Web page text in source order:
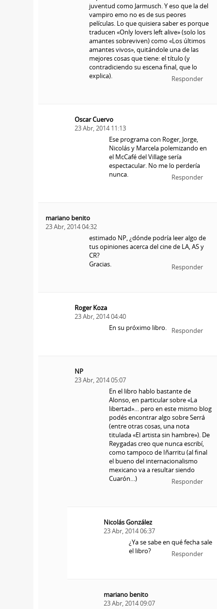
juventud como Jarmusch. Y eso que la del
vampiro emo no es de sus peores
películas. Lo que quisiera saber es porque
traducen «Only lovers left alive» (solo los
amantes sobreviven) como «Los últimos
amantes vivos», quitándole una de las
mejores cosas que tiene: el título (y
contradiciendo su escena final, que lo
explica).
Responder
Oscar Cuervo
23 Abr, 2014 11:13
Ese programa con Roger, Jorge,
Nicolás y Marcela polemizando en
el McCafé del Village sería
espectacular. No me lo perdería
nunca.
Responder
mariano benito
23 Abr, 2014 04:32
estimado NP, ¿dónde podría leer algo de
tus opiniones acerca del cine de LA, AS y
CR?
Gracias.
Responder
Roger Koza
23 Abr, 2014 04:40
En su próximo libro.
Responder
NP
23 Abr, 2014 05:07
En el libro hablo bastante de
Alonso, en particular sobre «La
libertad»… pero en este mismo blog
podés encontrar algo sobre Serrá
(entre otras cosas, una nota
titulada «El artista sin hambre»). De
Reygadas creo que nunca escribí,
como tampoco de Iñarritu (al final
el bueno del internacionalismo
mexicano va a resultar siendo
Cuarón…)
Responder
Nicolás González
23 Abr, 2014 06:37
¿Ya se sabe en qué fecha sale
el libro?
Responder
mariano benito
23 Abr, 2014 09:07